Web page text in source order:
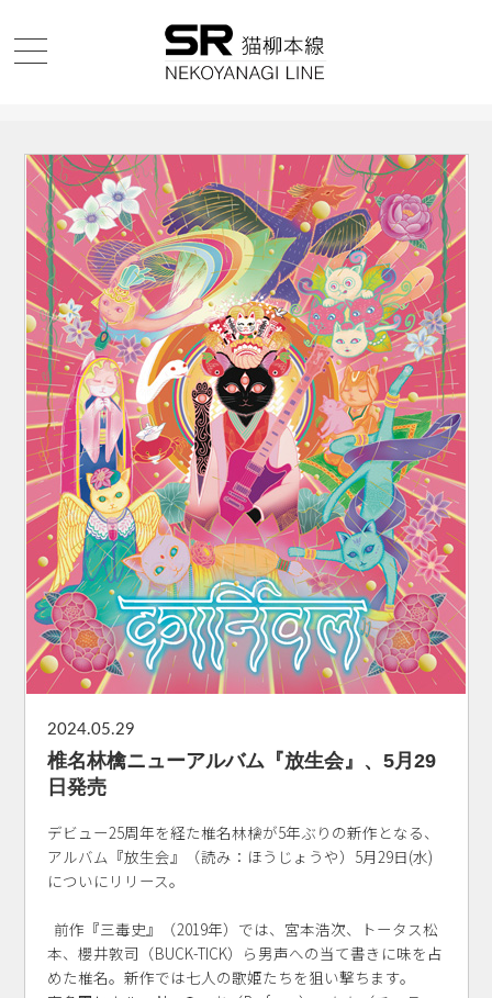
2024.05.29
椎名林檎ニューアルバム『放生会』、5月29
日発売
デビュー25周年を経た椎名林檎が5年ぶりの新作となる、
アルバム『放生会』（読み：ほうじょうや）5月29日(水)
についにリリース。
前作『三毒史』（2019年）では、宮本浩次、トータス松
本、櫻井敦司（BUCK-TICK）ら男声への当て書きに味を占
めた椎名。新作では七人の歌姫たちを狙い撃ちます。